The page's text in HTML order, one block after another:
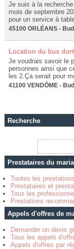
Je suis à la
mois de septembre
pour un service à
45100 ORLÉANS -
Location du bus
Je voudrais savoir le
personnes ainsi que
les 2.Ça serait pour
41100 VENDÔME -
Recherche
Prestataires du
Toutes les
Prestataires et
Tous les
Prestations
Appels d'offres de
Demander un devis
Tous les appels
Appels d'offres par